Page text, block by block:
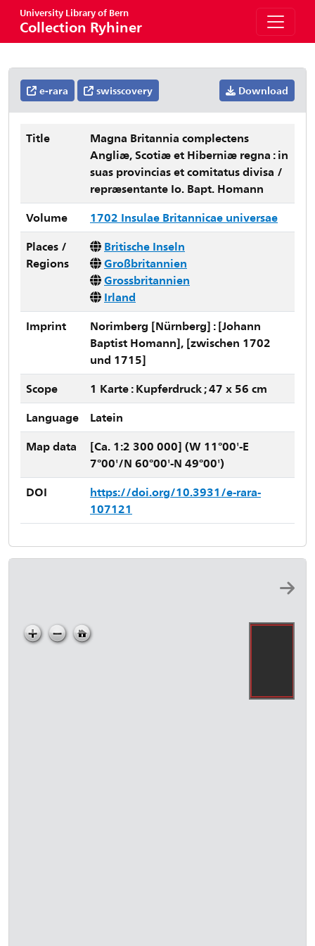
University Library of Bern
Collection Ryhiner
e-rara swisscovery Download
Title
Magna Britannia complectens
Angliæ, Scotiæ et Hiberniæ regna : in
suas provincias et comitatus divisa /
repræsentante Io. Bapt. Homann
Volume
1702 Insulae Britannicae universae
Places /
Regions
Britische Inseln
Großbritannien
Grossbritannien
Irland
Imprint
Norimberg [Nürnberg] : [Johann
Baptist Homann], [zwischen 1702
und 1715]
Scope
1 Karte : Kupferdruck ; 47 x 56 cm
Language
Latein
Map data
[Ca. 1:2 300 000] (W 11°00'-E
7°00'/N 60°00'-N 49°00')
DOI
https://doi.org/10.3931/e-rara-
107121